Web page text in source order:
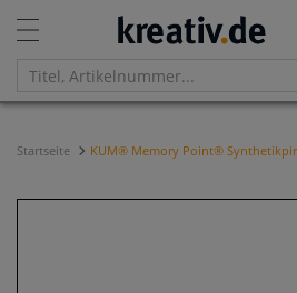
Startseite KUM® Memory Point®